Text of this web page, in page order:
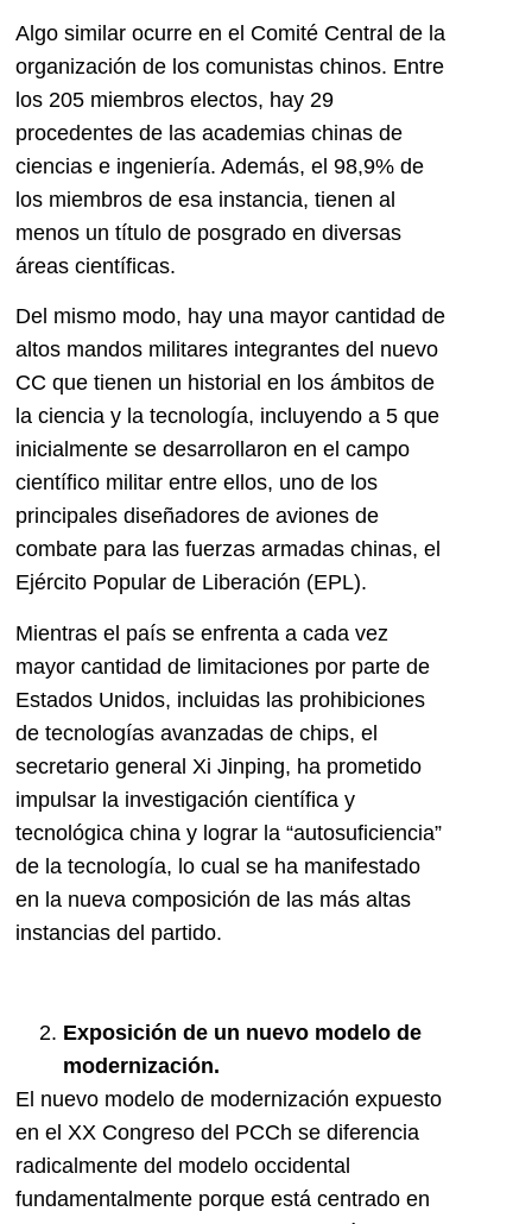
Algo similar ocurre en el Comité Central de la
organización de los comunistas chinos. Entre
los 205 miembros electos, hay 29
procedentes de las academias chinas de
ciencias e ingeniería. Además, el 98,9% de
los miembros de esa instancia, tienen al
menos un título de posgrado en diversas
áreas científicas.
Del mismo modo, hay una mayor cantidad de
altos mandos militares integrantes del nuevo
CC que tienen un historial en los ámbitos de
la ciencia y la tecnología, incluyendo a 5 que
inicialmente se desarrollaron en el campo
científico militar entre ellos, uno de los
principales diseñadores de aviones de
combate para las fuerzas armadas chinas, el
Ejército Popular de Liberación (EPL).
Mientras el país se enfrenta a cada vez
mayor cantidad de limitaciones por parte de
Estados Unidos, incluidas las prohibiciones
de tecnologías avanzadas de chips, el
secretario general Xi Jinping, ha prometido
impulsar la investigación científica y
tecnológica china y lograr la “autosuficiencia”
de la tecnología, lo cual se ha manifestado
en la nueva composición de las más altas
instancias del partido.
Exposición de un nuevo modelo de
modernización.
El nuevo modelo de modernización expuesto
en el XX Congreso del PCCh se diferencia
radicalmente del modelo occidental
fundamentalmente porque está centrado en